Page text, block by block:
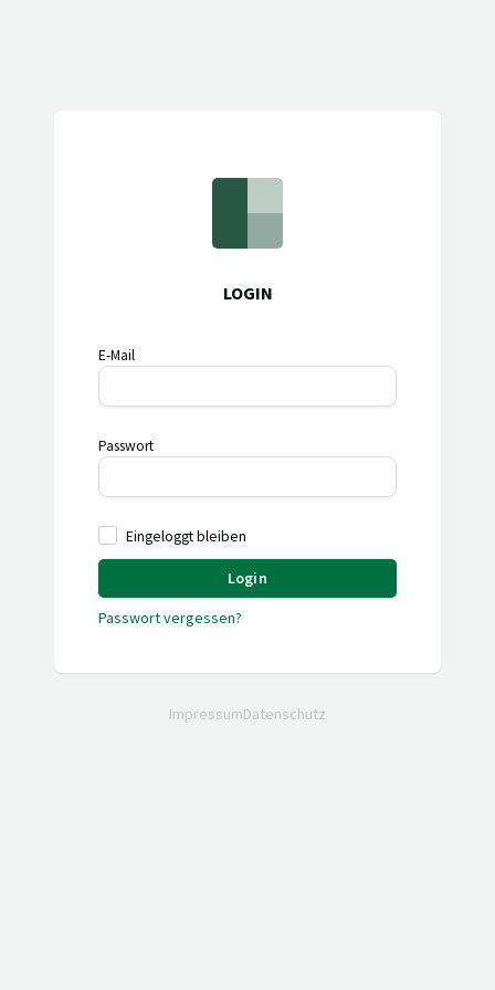
LOGIN
E-Mail
Passwort
Eingeloggt bleiben
Login
Passwort vergessen?
ImpressumDatenschutz